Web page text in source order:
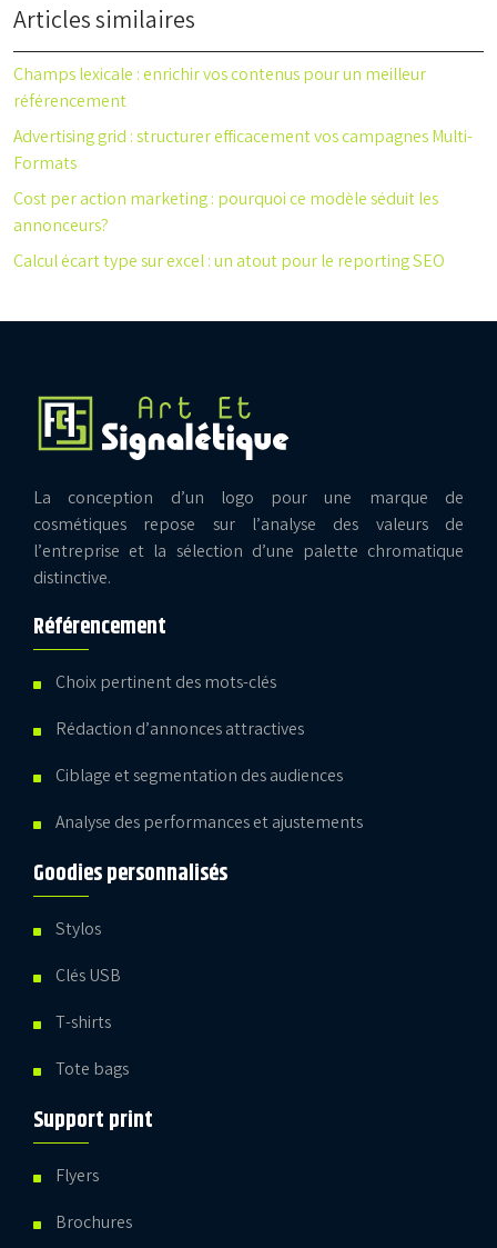
Articles similaires
Champs lexicale : enrichir vos contenus pour un meilleur
référencement
Advertising grid : structurer efficacement vos campagnes Multi-
Formats
Cost per action marketing : pourquoi ce modèle séduit les
annonceurs?
Calcul écart type sur excel : un atout pour le reporting SEO
La conception d’un logo pour une marque de
cosmétiques repose sur l’analyse des valeurs de
l’entreprise et la sélection d’une palette chromatique
distinctive.
Référencement
Choix pertinent des mots-clés
Rédaction d’annonces attractives
Ciblage et segmentation des audiences
Analyse des performances et ajustements
Goodies personnalisés
Stylos
Clés USB
T-shirts
Tote bags
Support print
Flyers
Brochures